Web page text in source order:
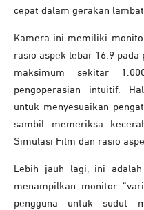
cepat dalam gerakan lambat.
Kamera ini memiliki
rasio aspek lebar 16:9 pada
maksimum sekitar
pengoperasian intuitif.
untuk menyesuaikan
sambil memeriksa
Simulasi Film dan rasio
Lebih jauh lagi, ini
menampilkan monitor
pengguna untuk sudut